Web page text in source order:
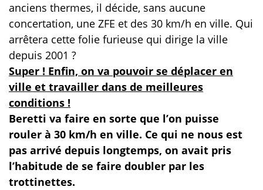
anciens thermes, il décide, sans aucune
concertation, une ZFE et des 30 km/h en ville. Qui
arrêtera cette folie furieuse qui dirige la ville
depuis 2001 ?
Super ! Enfin, on va pouvoir se déplacer en
ville et travailler dans de meilleures
conditions !
Beretti va faire en sorte que l’on puisse
rouler à 30 km/h en ville. Ce qui ne nous est
pas arrivé depuis longtemps, on avait pris
l’habitude de se faire doubler par les
trottinettes.